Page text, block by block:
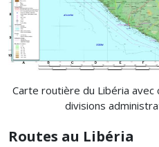
Carte routière du Libéria
divisions
Routes au Libéria